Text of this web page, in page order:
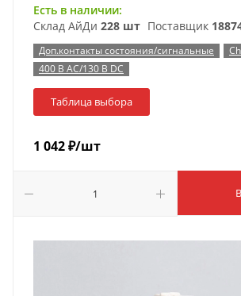
Есть в наличии:
Склад АйДи 228 шт Поставщик
Доп.контакты состояния/сигнальные
400 В AC/130 В DC
Таблица выбора
1 042₽/шт